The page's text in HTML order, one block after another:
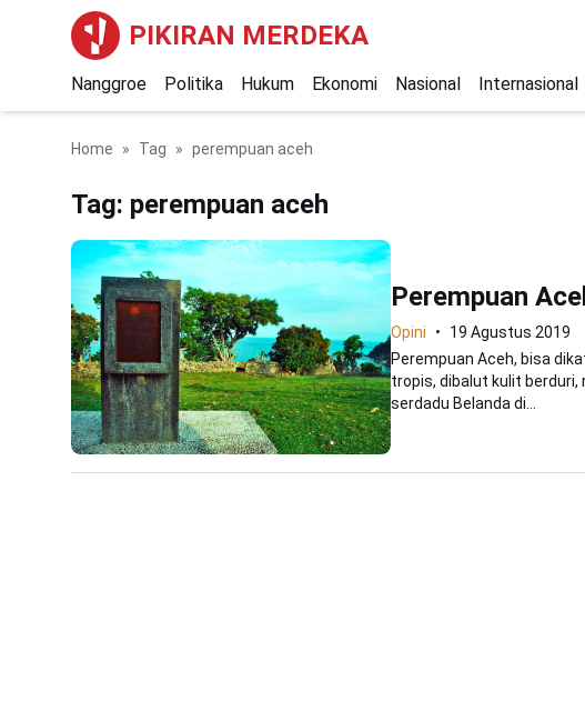
PIKIRAN MERDEKA
Nanggroe Politika Hukum Ekonomi Nasional Internasional
Home Tag perempuan aceh
Tag: perempuan aceh
Perempuan
Opini
19 Agustus 2019
Perempuan Aceh, bisa
tropis, dibalut kulit berduri,
serdadu Belanda di...